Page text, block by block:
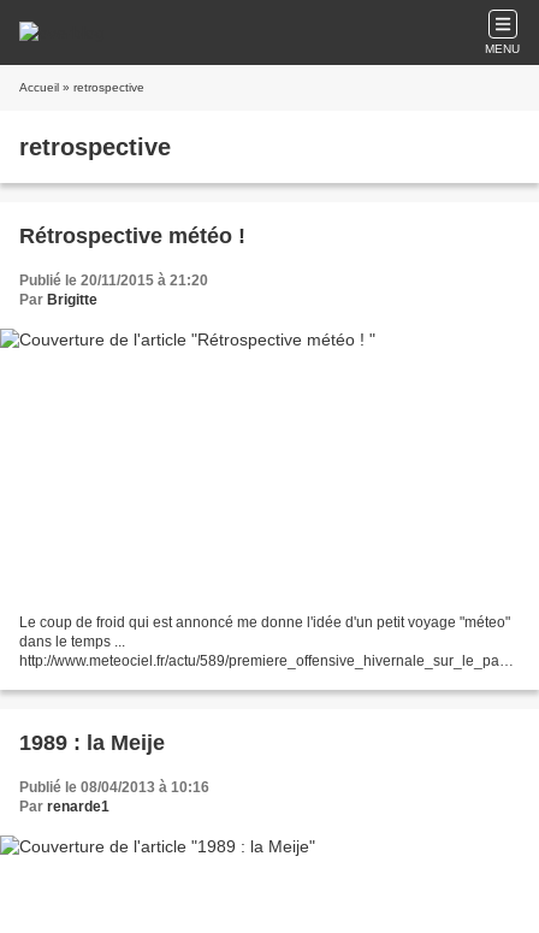
MENU
Accueil » retrospective
retrospective
Rétrospective météo !
Publié le 20/11/2015 à 21:20
Par Brigitte
Le coup de froid qui est annoncé me donne l'idée d'un petit voyage "méteo"
dans le temps ...
http://www.meteociel.fr/actu/589/premiere_offensive_hivernale_sur_le_pays
l'été indien...
1989 : la Meije
Publié le 08/04/2013 à 10:16
Par renarde1